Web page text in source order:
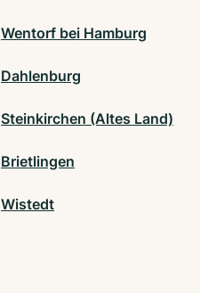
Wentorf bei Hamburg
Dahlenburg
Steinkirchen (Altes Land)
Brietlingen
Wistedt